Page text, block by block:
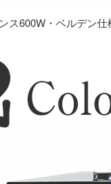
ス600W・ベルデン仕